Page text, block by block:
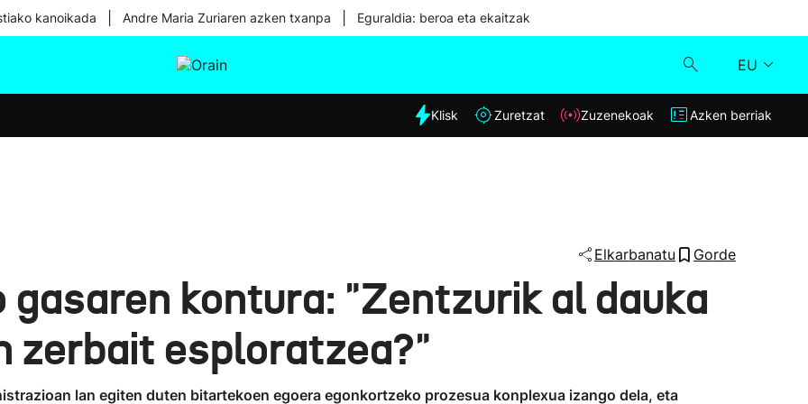
kanoikada Andre Maria Zuriaren azken txanpa Eguraldia: beroa eta ekaitzak
EU
Eguraldia
Klisk
Azken berriak
Klisk Zuretzat Zuzenekoak Azken berriak
Elkarbanatu Gorde
kontura: "Zentzurik al dauka
zerbait esploratzea?"
lan egiten duten bitartekoen egoera egonkortzeko prozesua konplexua izango dela, eta